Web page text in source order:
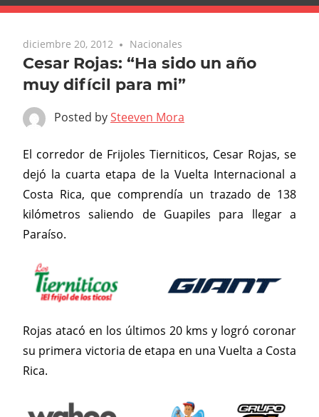
diciembre 20, 2012 Nacionales
Cesar Rojas: “Ha sido un año
muy difícil para mi”
Posted bySteeven Mora
El corredor de Frijoles Tierniticos, Cesar Rojas, se
dejó la cuarta etapa de la Vuelta Internacional a
Costa Rica, que comprendía un trazado de 138
kilómetros saliendo de Guapiles para llegar a
Paraíso.
Rojas atacó en los últimos 20 kms y logró coronar
su primera victoria de etapa en una Vuelta a Costa
Rica.